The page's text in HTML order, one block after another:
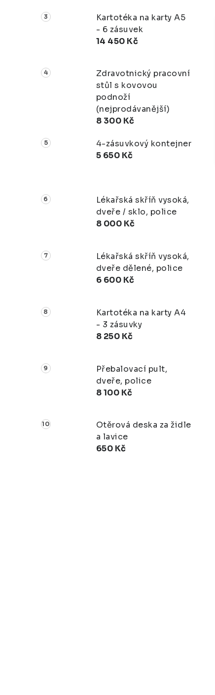
Kartotéka na karty A5
- 6 zásuvek
14 450 Kč
Zdravotnický pracovní
stůl s kovovou
podnoží
(nejprodávanější)
8 300 Kč
4-zásuvkový kontejner
5 650 Kč
Lékařská skříň vysoká,
dveře / sklo, police
8 000 Kč
Lékařská skříň vysoká,
dveře dělené, police
6 600 Kč
Kartotéka na karty A4
- 3 zásuvky
8 250 Kč
Přebalovací pult,
dveře, police
8 100 Kč
Otěrová deska za židle
a lavice
650 Kč